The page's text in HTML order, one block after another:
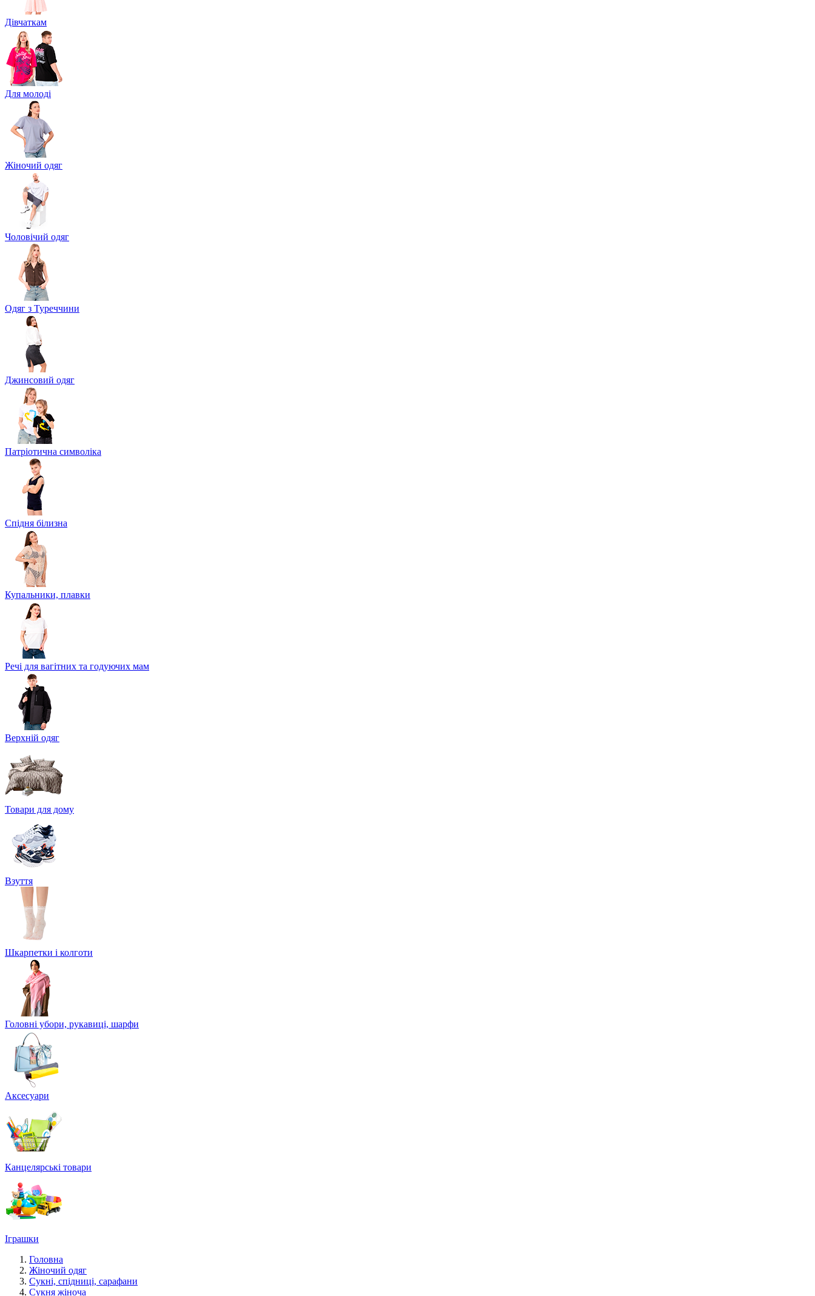
Дівчаткам
Для молоді
Жіночий одяг
Чоловічий одяг
Одяг з Туреччини
Джинсовий одяг
Патріотична символіка
Спідня білизна
Купальники, плавки
Речі для вагітних та годуючих мам
Верхній одяг
Товари для дому
Взуття
Шкарпетки і колготи
Головні убори, рукавиці, шарфи
Аксесуари
Канцелярські товари
Іграшки
Головна
Жіночий одяг
Сукні, спідниці, сарафани
Сукня жіноча